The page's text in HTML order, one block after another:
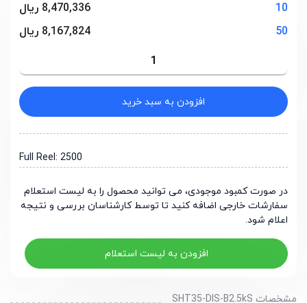
10
8,470,336 ریال
50
8,167,824 ریال
افزودن به سبد خرید
Full Reel: 2500
در صورت کمبود موجودی، می توانید محصول را به لیست استعلام
سفارشات خارجی اضافه کنید تا توسط کارشناسان بررسی و نتیجه
اعلام شود.
افزودن به لیست استعلام
مشخصات SHT35-DIS-B2.5kS